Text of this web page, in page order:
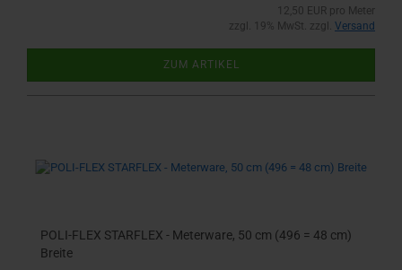
12,50 EUR pro Meter
zzgl. 19% MwSt. zzgl. Versand
ZUM ARTIKEL
POLI-FLEX STARFLEX - Meterware, 50 cm (496 = 48 cm)
Breite